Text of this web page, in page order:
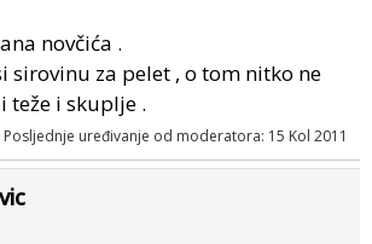
po cm2.
novčića .
sirovinu za pelet , o tom nitko ne
teže i skuplje .
Posljednje uređivanje od moderatora: 15 Kol 2011